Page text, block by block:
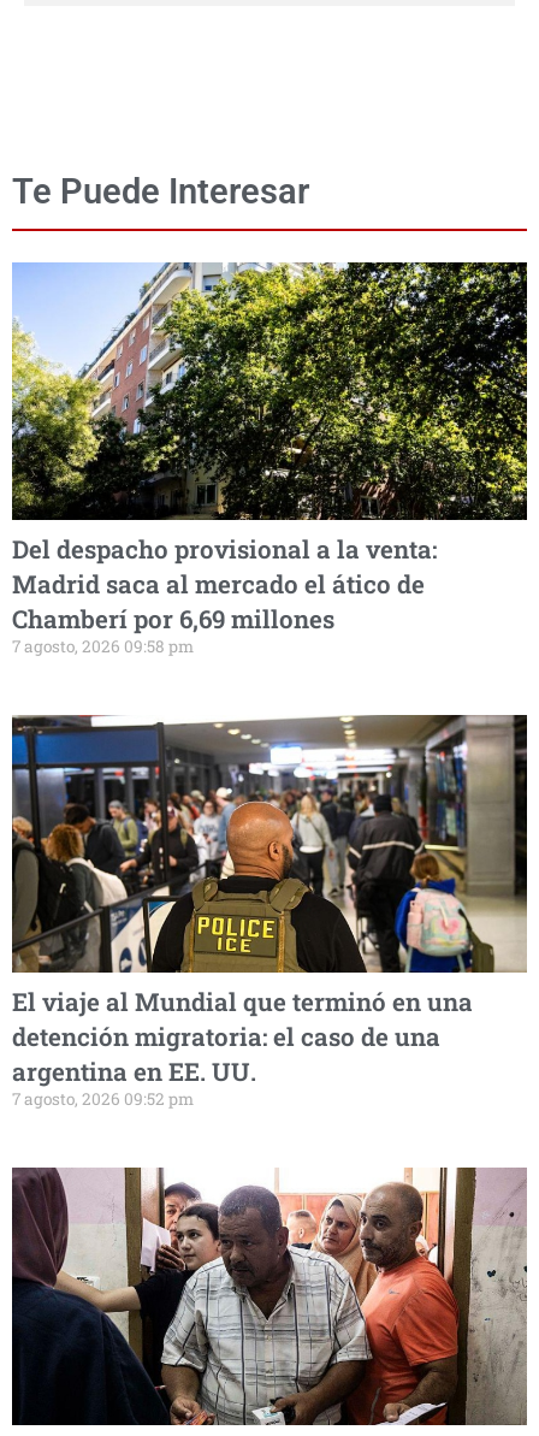
Te Puede Interesar
Del despacho provisional a la venta:
Madrid saca al mercado el ático de
Chamberí por 6,69 millones
7 agosto, 2026 09:58 pm
El viaje al Mundial que terminó en una
detención migratoria: el caso de una
argentina en EE. UU.
7 agosto, 2026 09:52 pm